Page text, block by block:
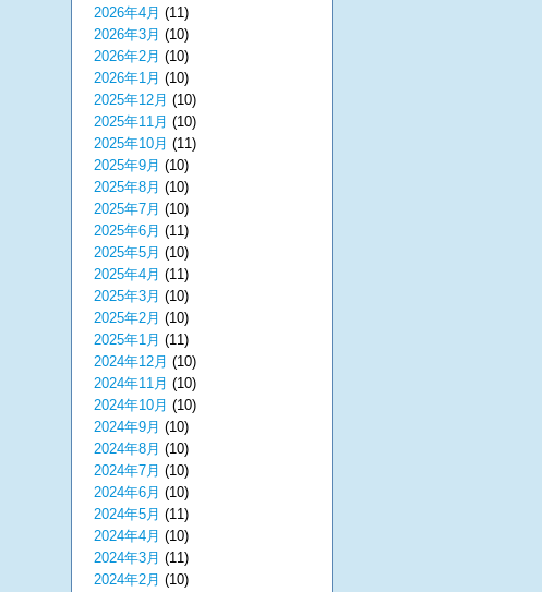
2026年4月 (11)
2026年3月 (10)
2026年2月 (10)
2026年1月 (10)
2025年12月 (10)
2025年11月 (10)
2025年10月 (11)
2025年9月 (10)
2025年8月 (10)
2025年7月 (10)
2025年6月 (11)
2025年5月 (10)
2025年4月 (11)
2025年3月 (10)
2025年2月 (10)
2025年1月 (11)
2024年12月 (10)
2024年11月 (10)
2024年10月 (10)
2024年9月 (10)
2024年8月 (10)
2024年7月 (10)
2024年6月 (10)
2024年5月 (11)
2024年4月 (10)
2024年3月 (11)
2024年2月 (10)